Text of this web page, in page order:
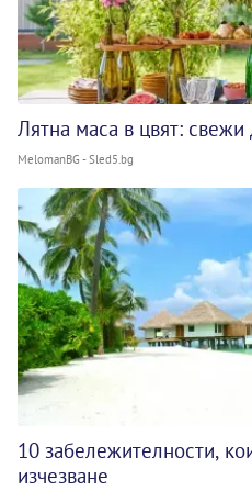
Лятна маса в цвят:
MelomanBG - Sled5.bg
10 забележителности,
изчезване